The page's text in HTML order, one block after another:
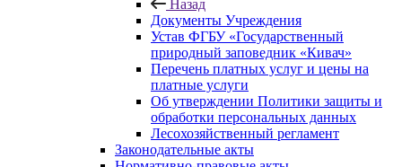
Назад
Документы Учреждения
Устав ФГБУ «Государственный
природный заповедник «Кивач»
Перечень платных услуг и цены на
платные услуги
Об утверждении Политики защиты и
обработки персональных данных
Лесохозяйственный регламент
Законодательные акты